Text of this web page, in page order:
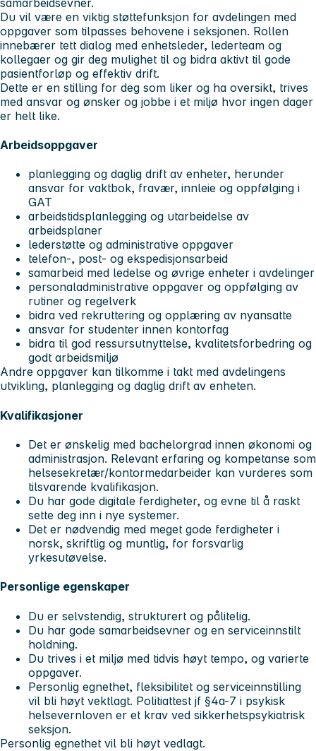
Du vil være en viktig støttefunksjon for avdelingen med
oppgaver som tilpasses behovene i seksjonen. Rollen
innebærer tett dialog med enhetsleder, lederteam og
kollegaer og gir deg mulighet til og bidra aktivt til gode
pasientforløp og effektiv drift.
Dette er en stilling for deg som liker og ha oversikt, trives
med ansvar og ønsker og jobbe i et miljø hvor ingen dager
er helt like.
Arbeidsoppgaver
planlegging og daglig drift av enheter, herunder
ansvar for vaktbok, fravær, innleie og oppfølging i
GAT
arbeidstidsplanlegging og utarbeidelse av
arbeidsplaner
lederstøtte og administrative oppgaver
telefon-, post- og ekspedisjonsarbeid
samarbeid med ledelse og øvrige enheter i avdelinger
personaladministrative oppgaver og oppfølging av
rutiner og regelverk
bidra ved rekruttering og opplæring av nyansatte
ansvar for studenter innen kontorfag
bidra til god ressursutnyttelse, kvalitetsforbedring og
godt arbeidsmiljø
Andre oppgaver kan tilkomme i takt med avdelingens
utvikling, planlegging og daglig drift av enheten.
Kvalifikasjoner
Det er ønskelig med bachelorgrad innen økonomi og
administrasjon. Relevant erfaring og kompetanse som
helsesekretær/kontormedarbeider kan vurderes som
tilsvarende kvalifikasjon.
Du har gode digitale ferdigheter, og evne til å raskt
sette deg inn i nye systemer.
Det er nødvendig med meget gode ferdigheter i
norsk, skriftlig og muntlig, for forsvarlig
yrkesutøvelse.
Personlige egenskaper
Du er selvstendig, strukturert og pålitelig.
Du har gode samarbeidsevner og en serviceinnstilt
holdning.
Du trives i et miljø med tidvis høyt tempo, og varierte
oppgaver.
Personlig egnethet, fleksibilitet og serviceinnstilling
vil bli høyt vektlagt. Politiattest jf §4a-7 i psykisk
helsevernloven er et krav ved sikkerhetspsykiatrisk
seksjon.
Personlig egnethet vil bli høyt vedlagt.